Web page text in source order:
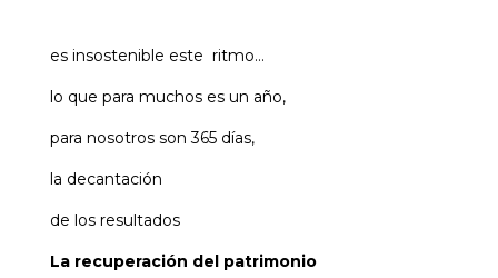
es insostenible este ritmo…
lo que para muchos es un año,
para nosotros son 365 días,
la decantación
de los resultados
La recuperación del patrimonio